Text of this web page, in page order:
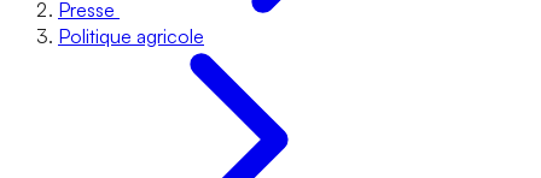
Presse
Politique agricole